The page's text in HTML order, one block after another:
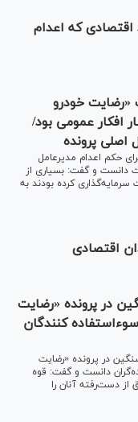
اقتصادی که اعدام
«رضایت خودرو
افکار عمومی بود/
اصلی پرونده
حکم اعدام مدیرعامل
دانست و گفت: بسیاری از
کرده بودند به
اقتصادی
در پرونده «رضایت
کنندگان
در پرونده «رضایت
دانست و گفت: قوه
از دست‌رفته آنان را